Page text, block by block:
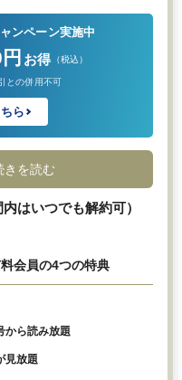
ンペーン実施中
お得 （税込）
との併用不可
ら
きを読む
はいつでも解約可）
会員の4つの特典
から読み放題
見放題